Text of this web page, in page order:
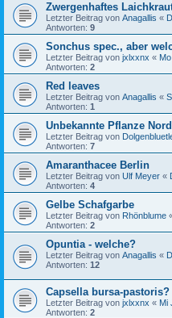
Zwergenhaftes
Letzter Beitrag von Anagallis «
Antworten: 9
Sonchus spec., aber
Letzter Beitrag von jxlxxnx «
Antworten: 2
Red leaves
Letzter Beitrag von Anagallis «
Antworten: 1
Unbekannte Pflanze
Letzter Beitrag von
Antworten: 7
Amaranthacee Berlin
Letzter Beitrag von Ulf Meyer «
Antworten: 4
Gelbe Schafgarbe
Letzter Beitrag von Rhönblume
Antworten: 2
Opuntia - welche?
Letzter Beitrag von Anagallis «
Antworten: 12
Capsella bursa-pastoris?
Letzter Beitrag von jxlxxnx « Mi
Antworten: 2